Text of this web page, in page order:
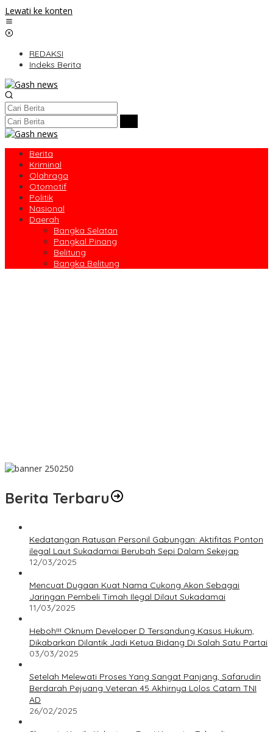
Lewati ke konten
REDAKSI
Indeks Berita
Berita
Kriminal
Olahraga
Otomotif
Politik
Nasional
Daerah
Bangka Selatan
Pangkal Pinang
Belitung
Bangka Belitung
Berita Terbaru
Kedatangan Ratusan Personil Gabungan: Aktifitas Ponton
ilegal Laut Sukadamai Berubah Sepi Dalam Sekejap
12/03/2025
Mencuat Dugaan Kuat Nama Cukong Akon Sebagai
Jaringan Pembeli Timah Ilegal Dilaut Sukadamai
11/03/2025
Heboh!!! Oknum Developer D Tersandung Kasus Hukum,
Dikabarkan Dilantik Jadi Ketua Bidang Di Salah Satu Partai
03/03/2025
Setelah Melewati Proses Yang Sangat Panjang, Safarudin
Berdarah Pejuang Veteran 45 Akhirnya Lolos Catam TNI
AD
26/02/2025